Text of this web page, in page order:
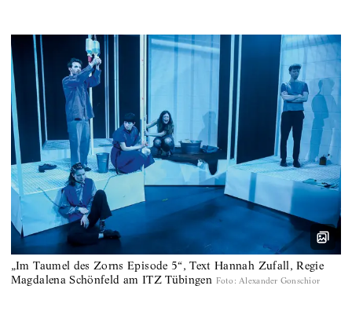
„Im Taumel des Zorns Episode 5“, Text Hannah Zufall, Regie
Magdalena Schönfeld am ITZ Tübingen Foto: Alexander Gonschior